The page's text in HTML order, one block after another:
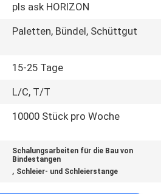
pls ask HORIZON
Paletten, Bündel, Schüttgut
15-25 Tage
L/C, T/T
10000 Stück pro Woche
Schalungsarbeiten für die Bau von
Bindestangen
, Schleier- und Schleierstange